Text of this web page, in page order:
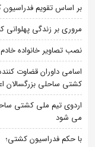
بر اساس تقویم
مروری بر زندگی پهلوانی
نصب تصاویر خانواده
اسامی داوران قضاوت
کشتی ساحلی بزرگسالان
می شود
با حکم فدراسیون کشتی؛